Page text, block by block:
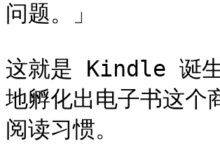
问题。」
这就是 Kindle 诞
地孵化出电子书这个
阅读习惯。